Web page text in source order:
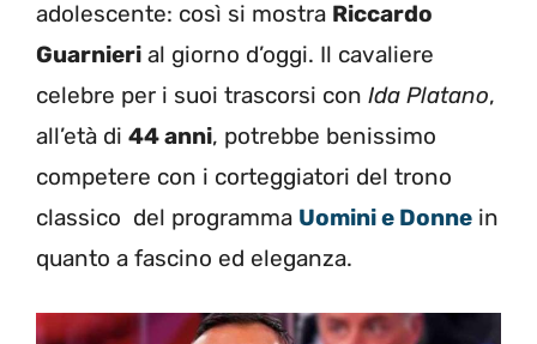
adolescente: così si mostra Riccardo
Guarnieri al giorno d’oggi. Il cavaliere
celebre per i suoi trascorsi con Ida Platano,
all’età di 44 anni, potrebbe benissimo
competere con i corteggiatori del trono
classico del programma Uomini e Donne in
quanto a fascino ed eleganza.